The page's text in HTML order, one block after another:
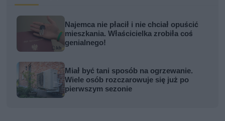
Najemca nie płacił i nie chciał opuścić
mieszkania. Właścicielka zrobiła coś
genialnego!
Miał być tani sposób na ogrzewanie.
Wiele osób rozczarowuje się już po
pierwszym sezonie